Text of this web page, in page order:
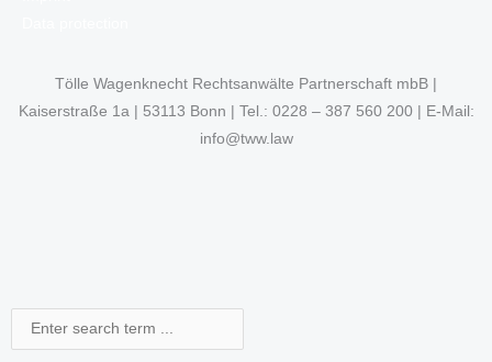
Tölle Wagenknecht Rechtsanwälte Partnerschaft mbB |
Kaiserstraße 1a | 53113 Bonn | Tel.: 0228 – 387 560 200 | E-Mail:
info@tww.law
Search